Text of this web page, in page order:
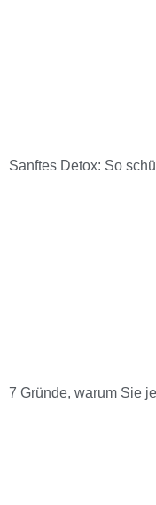
Sanftes Detox: So
7 Gründe, warum Sie